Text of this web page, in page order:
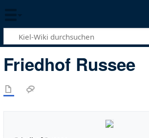
Friedhof Russee